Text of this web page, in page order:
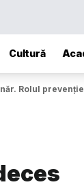
Cultură
Rolul